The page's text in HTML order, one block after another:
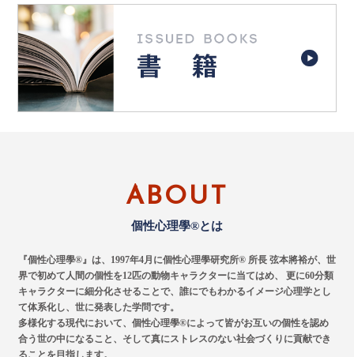
ABOUT
個性心理學®とは
『個性心理學®』は、1997年4月に個性心理學研究所® 所長 弦本將裕が、世
界で初めて人間の個性を12匹の動物キャラクターに当てはめ、
更に60分類
キャラクターに細分化させることで、誰にでもわかるイメージ心理学とし
て体系化し、世に発表した学問です。
多様化する現代において、個性心理學®によって皆がお互いの個性を認め
合う世の中になること、そして真にストレスのない社会づくりに貢献でき